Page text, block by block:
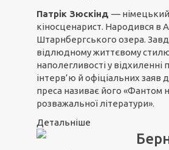
Патрік Зюскінд —
кіносценарист. Народився в
Штарнбергського озера.
відлюдному життєвому стилю
наполегливості у відхиленні
інтерв’ю й офіціальних заяв
преса називає його «Фантом
розважальної літератури».
Детальніше